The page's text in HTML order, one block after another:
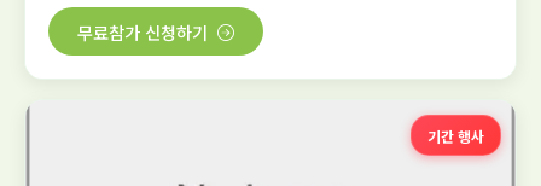
무료참가 신청하기
기간 행사